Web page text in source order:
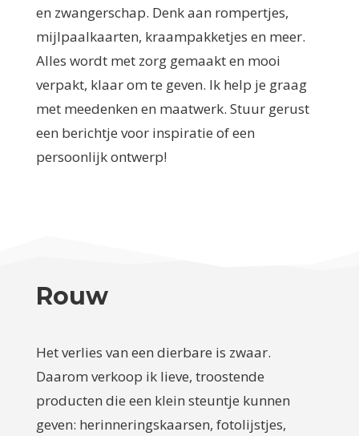
en zwangerschap. Denk aan rompertjes,
mijlpaalkaarten, kraampakketjes en meer.
Alles wordt met zorg gemaakt en mooi
verpakt, klaar om te geven. Ik help je graag
met meedenken en maatwerk. Stuur gerust
een berichtje voor inspiratie of een
persoonlijk ontwerp!
Rouw
Het verlies van een dierbare is zwaar.
Daarom verkoop ik lieve, troostende
producten die een klein steuntje kunnen
geven: herinneringskaarsen, fotolijstjes,